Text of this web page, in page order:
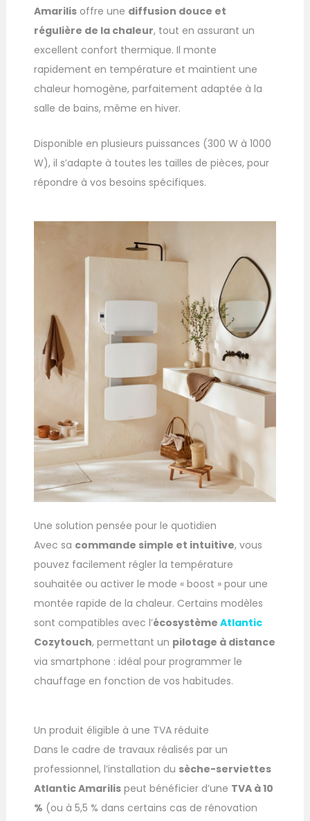
Amarilis offre une diffusion douce et
régulière de la chaleur, tout en assurant un
excellent confort thermique. Il monte
rapidement en température et maintient une
chaleur homogène, parfaitement adaptée à la
salle de bains, même en hiver.
Disponible en plusieurs puissances (300 W à 1000
W), il s’adapte à toutes les tailles de pièces, pour
répondre à vos besoins spécifiques.
Une solution pensée pour le quotidien
Avec sa commande simple et intuitive, vous
pouvez facilement régler la température
souhaitée ou activer le mode « boost » pour une
montée rapide de la chaleur. Certains modèles
sont compatibles avec l’écosystèmeAtlantic
Cozytouch, permettant un pilotage à distance
via smartphone : idéal pour programmer le
chauffage en fonction de vos habitudes.
Un produit éligible à une TVA réduite
Dans le cadre de travaux réalisés par un
professionnel, l’installation du sèche-serviettes
Atlantic Amarilis peut bénéficier d’une TVA à 10
% (ou à 5,5 % dans certains cas de rénovation